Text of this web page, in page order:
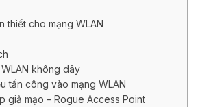
thiết cho mạng WLAN
không dây
tấn công vào mạng WLAN
giả mạo – Rogue Access Point